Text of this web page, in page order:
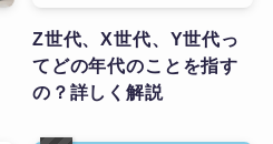
Z世代、X世代、Y世代っ
てどの年代のことを指す
の？詳しく解説